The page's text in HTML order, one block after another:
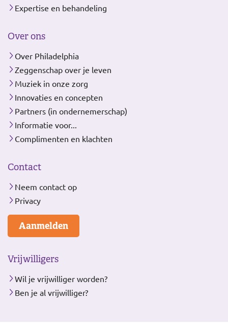
Expertise en behandeling
Over ons
Over Philadelphia
Zeggenschap over je leven
Muziek in onze zorg
Innovaties en concepten
Partners (in ondernemerschap)
Informatie voor...
Complimenten en klachten
Contact
Neem contact op
Privacy
Aanmelden
Vrijwilligers
Wil je vrijwilliger worden?
Ben je al vrijwilliger?